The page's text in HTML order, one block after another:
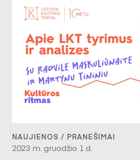
NAUJIENOS / PRANEŠIMAI
2023 m. gruodžio 1 d.